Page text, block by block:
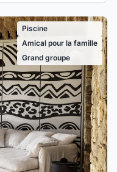
Piscine
Amical pour la famille
Grand groupe